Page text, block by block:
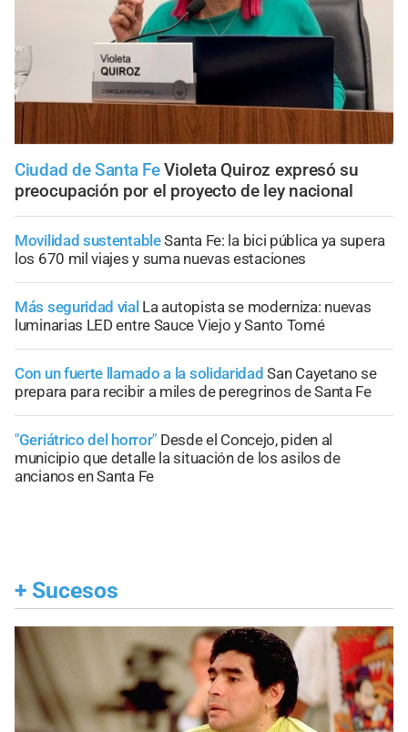
Ciudad de Santa Fe Violeta Quiroz expresó su
preocupación por el proyecto de ley nacional
Movilidad sustentableSanta Fe: la bici pública ya supera
los 670 mil viajes y suma nuevas estaciones
Más seguridad vial La autopista se moderniza: nuevas
luminarias LED entre Sauce Viejo y Santo Tomé
Con un fuerte llamado a la solidaridad San Cayetano se
prepara para recibir a miles de peregrinos de Santa Fe
"Geriátrico del horror" Desde el Concejo, piden al
municipio que detalle la situación de los asilos de
ancianos en Santa Fe
+ Sucesos